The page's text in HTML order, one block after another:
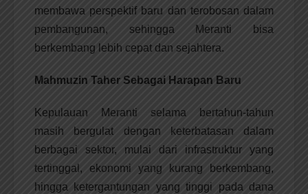
membawa perspektif baru dan terobosan dalam
pembangunan, sehingga Meranti bisa
berkembang lebih cepat dan sejahtera.
Mahmuzin Taher Sebagai Harapan Baru
Kepulauan Meranti selama bertahun-tahun
masih bergulat dengan keterbatasan dalam
berbagai sektor, mulai dari infrastruktur yang
tertinggal, ekonomi yang kurang berkembang,
hingga ketergantungan yang tinggi pada dana